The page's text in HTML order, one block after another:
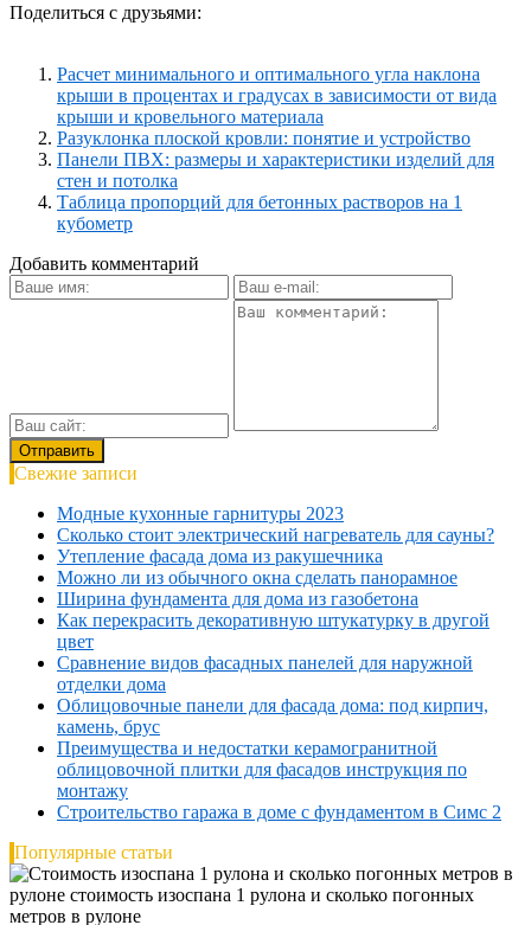
Поделиться с друзьями:
Расчет минимального и оптимального угла наклона
крыши в процентах и градусах в зависимости от вида
крыши и кровельного материала
Разуклонка плоской кровли: понятие и устройство
Панели ПВХ: размеры и характеристики изделий для
стен и потолка
Таблица пропорций для бетонных растворов на 1
кубометр
Добавить комментарий
Свежие записи
Модные кухонные гарнитуры 2023
Сколько стоит электрический нагреватель для сауны?
Утепление фасада дома из ракушечника
Можно ли из обычного окна сделать панорамное
Ширина фундамента для дома из газобетона
Как перекрасить декоративную штукатурку в другой
цвет
Сравнение видов фасадных панелей для наружной
отделки дома
Облицовочные панели для фасада дома: под кирпич,
камень, брус
Преимущества и недостатки керамогранитной
облицовочной плитки для фасадов инструкция по
монтажу
Строительство гаража в доме с фундаментом в Симс 2
Популярные статьи